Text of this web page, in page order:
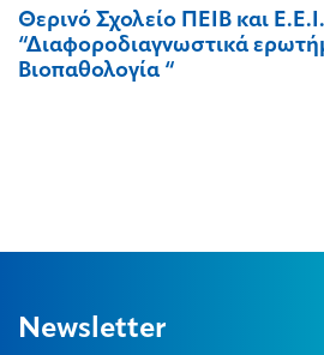
Θερινό Σχολείο ΠΕΙΒ και
“Διαφοροδιαγνωστικά
Βιοπαθολογία “
Newsletter